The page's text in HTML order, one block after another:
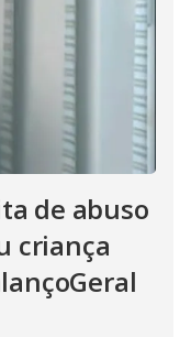
de abuso
criança